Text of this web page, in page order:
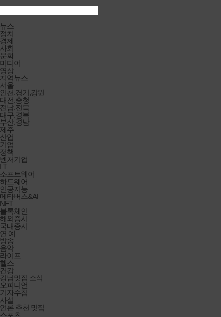
검색창
열기/
닫기
전체메뉴
닫기
뉴스
정치
경제
사회
문화
미디어
영상
지역뉴스
서울
인천.경기,강원
대전.충청
전남.전북
대구.경북
부산.경남
제주
산업
기업
정책
벤처기업
I T
소프트웨어
하드웨어
인공지능
메타버스&AI
NFT
블록체인
해외증시
국내증시
연 예
방송
음악
라이프
헬스
건강
강남맛집 소식
오피니언
기자수첩
사설
언론 추천 맛집
스포츠